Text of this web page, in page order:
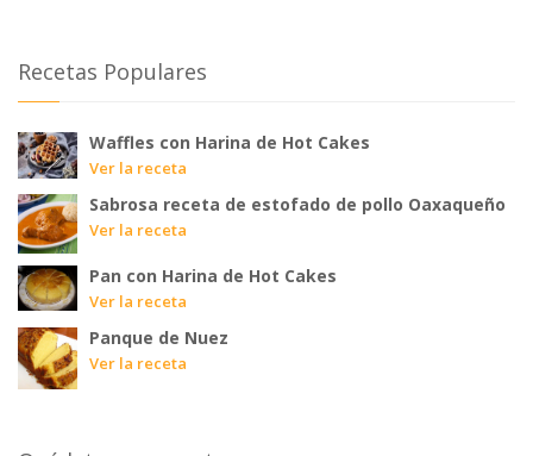
Recetas Populares
Waffles con Harina de Hot Cakes
Ver la receta
Sabrosa receta de estofado de pollo Oaxaqueño
Ver la receta
Pan con Harina de Hot Cakes
Ver la receta
Panque de Nuez
Ver la receta